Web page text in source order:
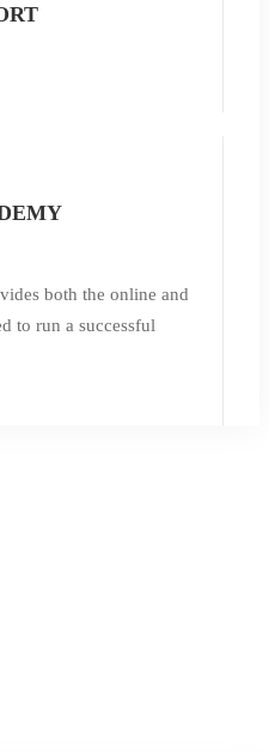
both the online and
to run a successful